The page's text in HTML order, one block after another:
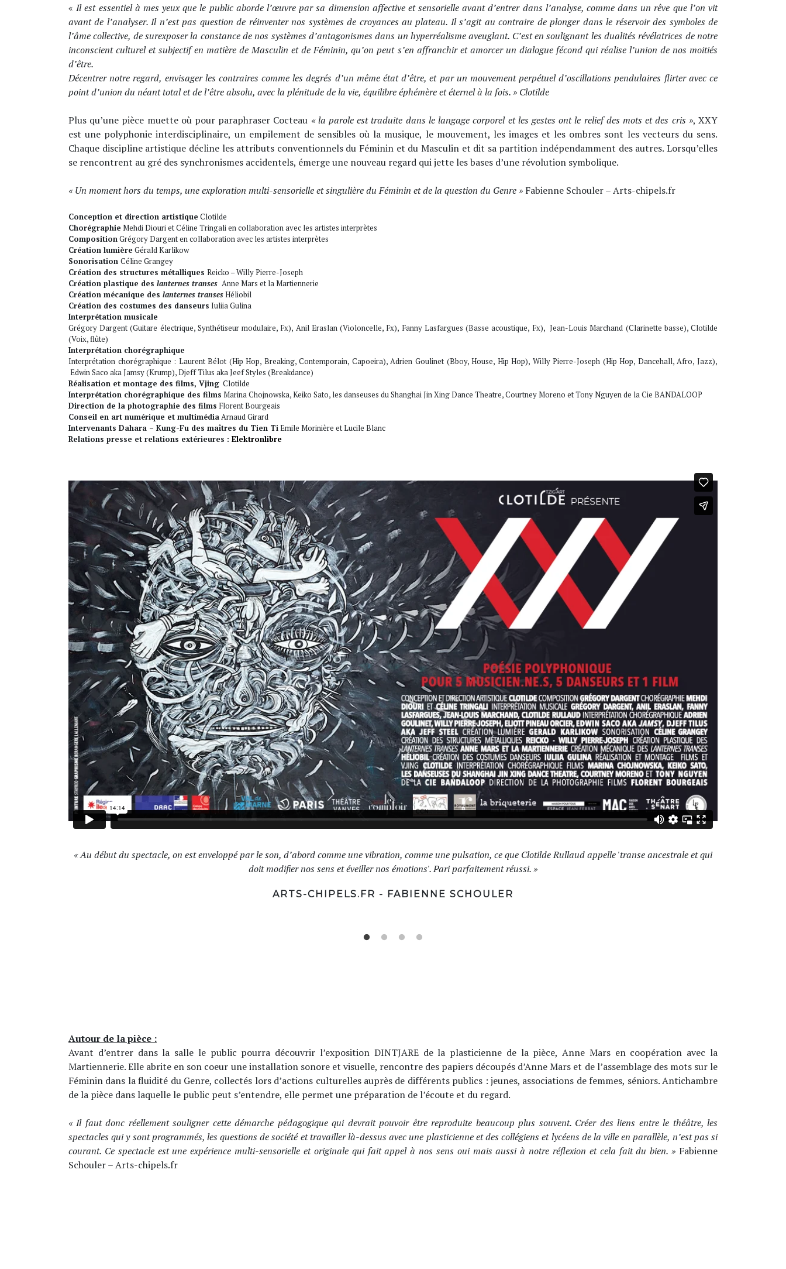
«Il est essentiel à mes yeux que le public aborde l’œuvre par sa dimension affective et sensorielle avant d’entrer dans l’analyse, comme dans un rêve que l’on vit
avant de l’analyser.Il n’est pas question de réinventer nos systèmes de croyances au plateau. Il s’agit au contraire de plonger dans le réservoir des symboles de
l’âme collective, de surexposer la constance de nos systèmes d’antagonismes dans un hyperréalisme aveuglant. C’est en soulignant les dualités révélatrices de notre
inconscient culturel et subjectif en matière de Masculin et de Féminin, qu’on peut s’en affranchir et amorcer un dialogue fécond qui réalise l’union de nos moitiés
d’être.
Décentrer notre regard, envisager les contraires comme les degrés d’un même état d’être, et par un mouvement perpétuel d’oscillations pendulaires flirter avec ce
point d’union du néant total et de l’être absolu, avec la plénitude de la vie, équilibre éphémère et éternel à la fois. » Clotilde
Plus qu’une pièce muette où pour paraphraser Cocteau « la parole est traduite dans le langage corporel et les gestes ont le relief des mots et des cris », XXY
estune polyphonie interdisciplinaire, un empilement de sensibles où la musique, le mouvement, les images et les ombres sont les vecteurs du sens.
Chaque discipline artistique décline les attributs conventionnels du Féminin et du Masculin et dit sa partition indépendamment des autres. Lorsqu’elles
se rencontrent au gré des synchronismes accidentels, émerge une nouveau regard qui jette les bases d’une révolution symbolique.
« Un moment hors du temps, une exploration multi-sensorielle et singulière du Féminin et de la question du Genre » Fabienne Schouler – Arts-chipels.fr
Conception et direction artistique Clotilde
Chorégraphie Mehdi Diouri et Céline Tringali en collaboration avec les artistes interprètes
Composition Grégory Dargent en collaboration avec les artistes interprètes
Création lumière Gérald Karlikow
Sonorisation Céline Grangey
Création des structures métalliques Reicko – Willy Pierre-Joseph
Création plastique des lanternes transes Anne Mars et la Martiennerie
Création mécanique des lanternes transesHéliobil
Création des costumes des danseurs Iuliia Gulina
Interprétation musicale
Grégory Dargent (Guitare électrique, Synthétiseur modulaire, Fx), Anil Eraslan (Violoncelle, Fx), Fanny Lasfargues (Basse acoustique, Fx), Jean-Louis Marchand (Clarinette basse), Clotilde
(Voix, flûte)
Interprétation chorégraphique
Interprétation chorégraphique : Laurent Bélot (Hip Hop, Breaking, Contemporain, Capoeira), Adrien Goulinet (Bboy, House, Hip Hop), Willy Pierre-Joseph (Hip Hop, Dancehall, Afro, Jazz),
Edwin Saco aka Jamsy (Krump), Djeff Tilus aka Jeef Styles (Breakdance)
Réalisation et montage des films, Vjing Clotilde
Interprétation chorégraphique des films Marina Chojnowska, Keiko Sato, les danseuses du Shanghai Jin Xing Dance Theatre, Courtney Moreno et Tony Nguyen de la Cie BANDALOOP
Direction de la photographie des films Florent Bourgeais
Conseil en art numérique et multimédia Arnaud Girard
Intervenants Dahara – Kung-Fu des maîtres du Tien Ti Emile Morinière et Lucile Blanc
Relations presse et relations extérieures : Elektronlibre
« Au début du spectacle, on est enveloppé par le son, d’abord comme une vibration, comme une pulsation, ce que Clotilde Rullaud appelle 'transe ancestrale et qui
doit modifier nos sens et éveiller nos émotions'. Pari parfaitement réussi. »
ARTS-CHIPELS.FR - FABIENNE SCHOULER
Autour de la pièce :
Avant d’entrer dans la salle le public pourra découvrir l’exposition DINTJARE de la plasticienne de la pièce, Anne Mars en coopération avec la
Martiennerie. Elle abrite en son coeur une installation sonore et visuelle, rencontre des papiers découpés d’Anne Mars et de l’assemblage des mots sur le
Féminin dans la fluidité du Genre, collectés lors d’actions culturelles auprès de différents publics : jeunes, associations de femmes, séniors. Antichambre
de la pièce dans laquelle le public peut s’entendre, elle permet une préparation de l’écoute et du regard.
« Il faut donc réellement souligner cette démarche pédagogique qui devrait pouvoir être reproduite beaucoup plus souvent. Créer des liens entre le théâtre, les
spectacles qui y sont programmés, les questions de société et travailler là-dessus avec une plasticienne et des collégiens et lycéens de la ville en parallèle, n’est pas si
courant. Ce spectacle est une expérience multi-sensorielle et originale qui fait appel à nos sens oui mais aussi à notre réflexion et cela fait du bien. » Fabienne
Schouler – Arts-chipels.fr